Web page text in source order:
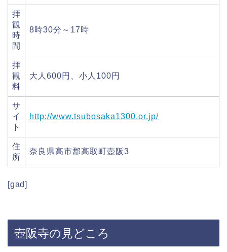
拝
観
時
間
8時30分～17時
拝
観
料
大人600円、小人100円
サ
イ
ト
http://www.tsubosaka1300.or.jp/
住
所
奈良県高市郡高取町壺阪3
[gad]
壺阪寺の見どころ